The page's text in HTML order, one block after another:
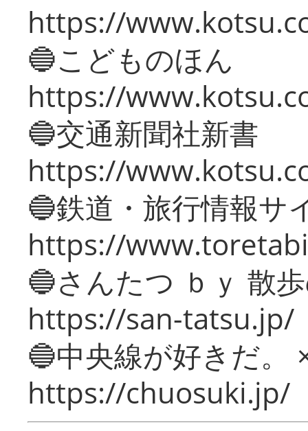
https://
🔵こどものほん
https://
🔵交通新聞社新書
https://
🔵鉄道・旅行情報サ
https://
🔵さんたつ ｂｙ 散
https://san-tatsu.jp/
🔵中央線が好きだ。
https://chuosuki.jp/